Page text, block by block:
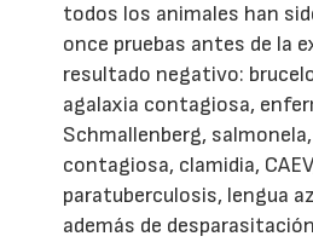
todos los animales han
once pruebas antes de la
resultado negativo:
agalaxia contagiosa,
Schmallenberg,
contagiosa, clamidia,
paratuberculosis, lengua
además de